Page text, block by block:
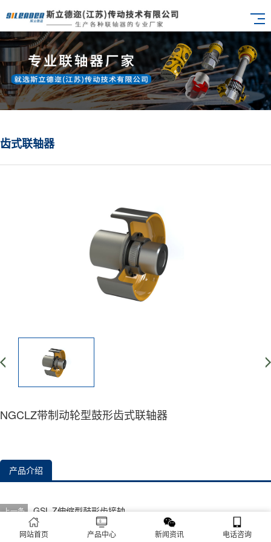
齿式联轴器
NGCLZ带制动轮型鼓形齿式联轴器
产品介绍
上一条 GSL-Z伸缩型鼓形齿接轴
下一条 没有了
网站首页 产品中心 新闻资讯 电话咨询